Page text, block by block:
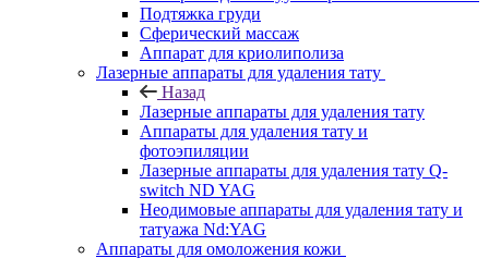
Подтяжка груди
Сферический массаж
Аппарат для криолиполиза
Лазерные аппараты для удаления тату
Назад
Лазерные аппараты для удаления тату
Аппараты для удаления тату и
фотоэпиляции
Лазерные аппараты для удаления тату Q-
switch ND YAG
Неодимовые аппараты для удаления тату и
татуажа Nd:YAG
Аппараты для омоложения кожи